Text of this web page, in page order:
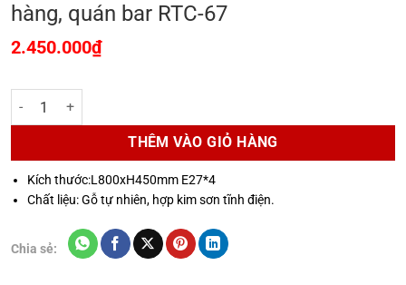
hàng, quán bar RTC-67
2.450.000₫
Đèn chùm gỗ RUSTIC trang trí nhà hàng, quán bar RTC-67 số lượng
THÊM VÀO GIỎ HÀNG
Kích thước:L800xH450mm E27*4
Chất liệu: Gỗ tự nhiên, hợp kim sơn tĩnh điện.
Chia sẻ: